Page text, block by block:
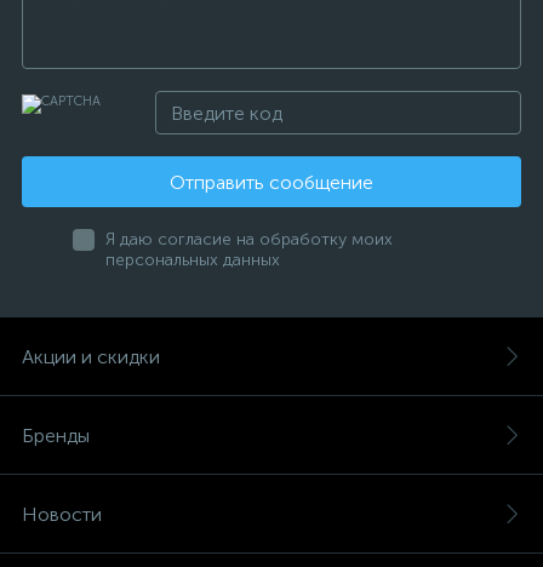
Отправить сообщение
Я даю согласие на обработку моих
персональных данных
Акции и скидки
Бренды
Новости